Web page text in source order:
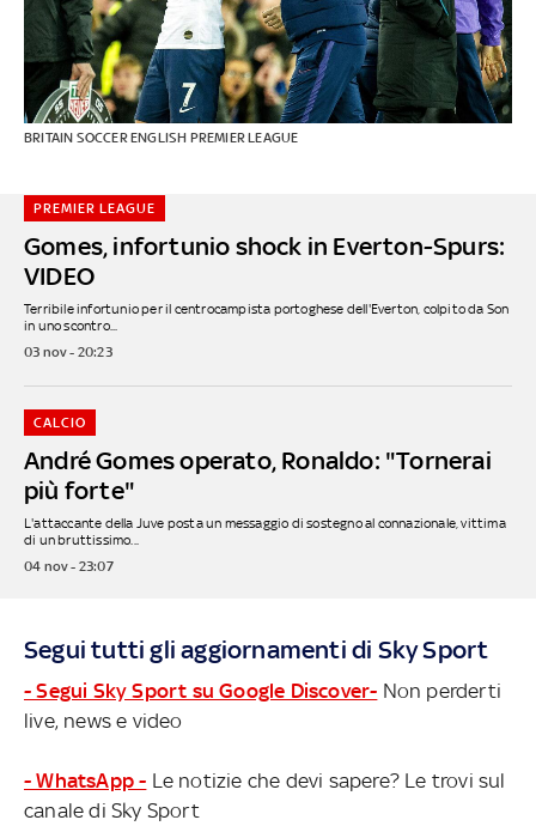
BRITAIN SOCCER ENGLISH PREMIER LEAGUE
Gomes, infortunio shock in Everton-Spurs:
VIDEO
PREMIER LEAGUE
Terribile infortunio per il centrocampista portoghese dell'Everton, colpito da Son
in uno scontro...
03 nov - 20:23
André Gomes operato, Ronaldo: "Tornerai
più forte"
CALCIO
L'attaccante della Juve posta un messaggio di sostegno al connazionale, vittima
di un bruttissimo...
04 nov - 23:07
Segui tutti gli aggiornamenti di Sky Sport
- Segui Sky Sport su Google Discover- Non perderti
live, news e video
- WhatsApp - Le notizie che devi sapere? Le trovi sul
canale di Sky Sport